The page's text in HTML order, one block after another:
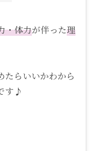
・体力が伴った理
たらいいかわから
す♪